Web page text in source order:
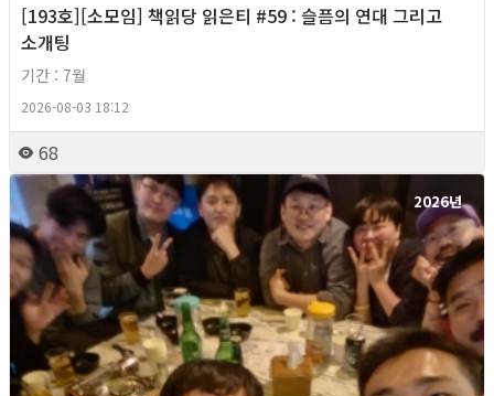
[193호][소모임] 책읽당 읽은티 #59 : 슬픔의 연대 그리고
소개팅
기간 : 7월
2026-08-03 18:12
68
2026년